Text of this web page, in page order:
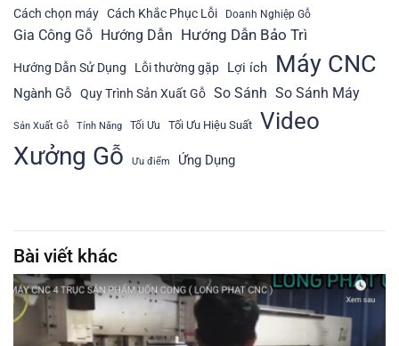
Cách chọn máy Cách Khắc Phục Lỗi Doanh Nghiệp Gỗ
Gia Công Gỗ Hướng Dẫn Hướng Dẫn Bảo Trì
Hướng Dẫn Sử Dụng Lỗi thường gặp Lợi ích Máy CNC
Ngành Gỗ Quy Trình Sản Xuất Gỗ So Sánh So Sánh Máy
Sản Xuất Gỗ Tính Năng Tối Ưu Tối Ưu Hiệu Suất Video
Xưởng Gỗ Ưu điểm Ứng Dụng
Bài viết khác